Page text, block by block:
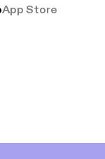
App Store